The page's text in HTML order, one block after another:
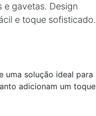
e gavetas. Design
e toque sofisticado.
uma solução ideal para
adicionam um toque